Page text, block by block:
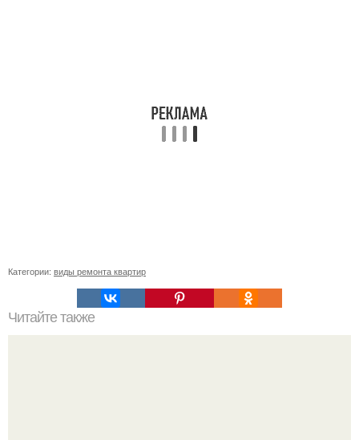
Категории: виды ремонта квартир
Читайте также